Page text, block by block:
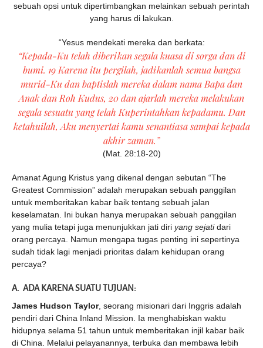
sebuah opsi untuk dipertimbangkan melainkan sebuah perintah
yang harus di lakukan.
“Yesus mendekati mereka dan berkata:
“Kepada-Ku telah diberikan segala kuasa di sorga dan di
bumi. 19 Karena itu pergilah, jadikanlah semua bangsa
murid-Ku dan baptislah mereka dalam nama Bapa dan
Anak dan Roh Kudus, 20 dan ajarlah mereka melakukan
segala sesuatu yang telah Kuperintahkan kepadamu. Dan
ketahuilah, Aku menyertai kamu senantiasa sampai kepada
akhir zaman.”
(Mat. 28:18-20)
Amanat Agung Kristus yang dikenal dengan sebutan “The
Greatest Commission” adalah merupakan sebuah panggilan
untuk memberitakan kabar baik tentang sebuah jalan
keselamatan. Ini bukan hanya merupakan sebuah panggilan
yang mulia tetapi juga menunjukkan jati diri yang sejatidari
orang percaya. Namun mengapa tugas penting ini sepertinya
sudah tidak lagi menjadi prioritas dalam kehidupan orang
percaya?
A. ADA KARENA SUATU TUJUAN:
James Hudson Taylor, seorang misionari dari Inggris adalah
pendiri dari China Inland Mission. Ia menghabiskan waktu
hidupnya selama 51 tahun untuk memberitakan injil kabar baik
di China. Melalui pelayanannya, terbuka dan membawa lebih